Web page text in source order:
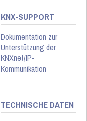
KNX-SUPPORT
Dokumentation zur
Unterstützung der
KNXnet/IP-
Kommunikation
TECHNISCHE DATEN